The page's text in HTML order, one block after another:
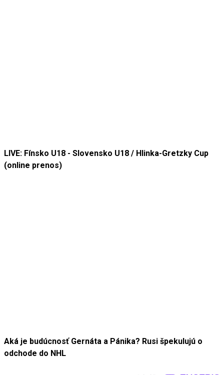
LIVE: Fínsko U18 - Slovensko U18 / Hlinka-Gretzky Cup
(online prenos)
Aká je budúcnosť Gernáta a Pánika? Rusi špekulujú o
odchode do NHL